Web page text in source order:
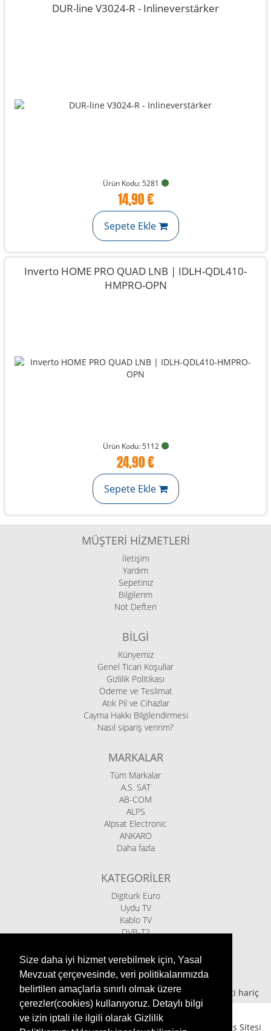
Size daha iyi hizmet verebilmek için, Yasal
Mevzuat çerçevesinde, veri politikalarımızda
belirtilen amaçlarla sınırlı olmak üzere
çerezler(cookies) kullanıyoruz. Detaylı bilgi
ve izin iptali ile ilgili olarak Gizlilik
DUR-line V3024-R - Inlineverstärker
Ürün Kodu: 5281
14,90 €
Sepete Ekle
Inverto HOME PRO QUAD LNB | IDLH-QDL410-
HMPRO-OPN
Ürün Kodu: 5112
24,90 €
Sepete Ekle
MÜŞTERI HIZMETLERI
İletişim
Yardım
Sepetiniz
Bilgilerim
Not Defteri
BILGI
Künyemiz
Genel Ticari Koşullar
Gizlilik Politikası
Ödeme ve Teslimat
Atık Pil ve Cihazlar
Cayma Hakkı Bilgilendirmesi
Nasıl sipariş veririm?
MARKALAR
Tüm Markalar
A.S. SAT
AB-COM
ALPS
Alpsat Electronic
ANKARO
Daha fazla
KATEGORILER
Digiturk Euro
Uydu TV
Kablo TV
DVB-T2
İndirimde
TV-Aksesuarları
*(+) Kargo ücreti hariç
Ariasat eShop - Uydu Sistemleri ve Digitürk için Alışveriş Sitesi